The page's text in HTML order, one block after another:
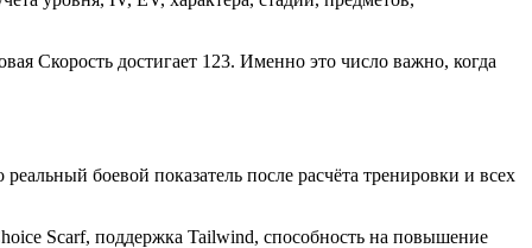
Скорость достигает 123. Именно это число важно, когда
боевой показатель после расчёта тренировки и всех
Scarf, поддержка Tailwind, способность на повышение